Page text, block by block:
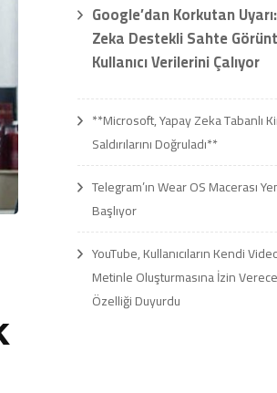
Google’dan Korkutan
Zeka Destekli Sahte
Kullanıcı Verilerini Çalıyor
**Microsoft, Yapay Zeka Tabanlı
Saldırılarını Doğruladı**
Telegram’ın Wear OS Macerası
Başlıyor
YouTube, Kullanıcıların Kendi
Metinle Oluşturmasına İzin
Özelliği Duyurdu